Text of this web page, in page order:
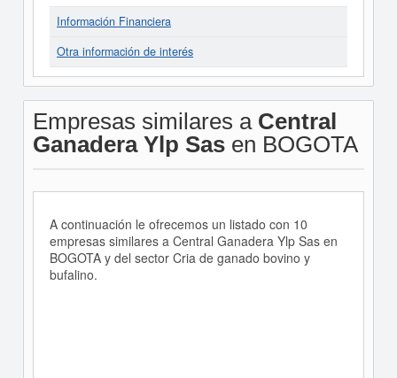
Información Financiera
Otra información de interés
Empresas similares a Central
Ganadera Ylp Sasen BOGOTA
A continuación le ofrecemos un listado con 10
empresas similares a Central Ganadera Ylp Sas en
BOGOTA y del sector Cria de ganado bovino y
bufalino.